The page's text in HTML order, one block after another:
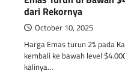
dari Rekornya
October 10, 2025
Harga Emas turun 2% pada
kembali ke bawah level
kalinya…